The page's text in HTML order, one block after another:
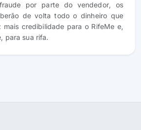
por parte do vendedor, os
de volta todo o dinheiro que
mais credibilidade para o RifeMe e,
para sua rifa.